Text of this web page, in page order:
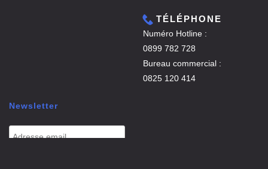
TÉLÉPHONE
Numéro Hotline :
0899 782 728
Bureau commercial :
0825 120 414
Newsletter